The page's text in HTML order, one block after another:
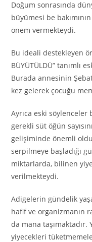
Doğum sonrasında
büyümesi be
önem vermekteydi.
Bu ideali destekleyen
BÜYÜTÜLDÜ” tanımlı
Burada annesinin
kez gelerek çocuğu
Ayrıca eski
gerekli süt öğün
gelişiminde önemli
serpilmeye başladığı
miktarlarda, bilinen
verilmekteydi.
Adigelerin gündelik
hafif ve organizmanın
da mana taşımaktadır.
yiyecekleri